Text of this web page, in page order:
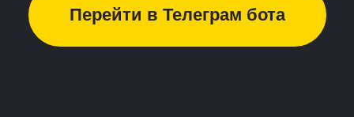
Перейти в Телеграм бота